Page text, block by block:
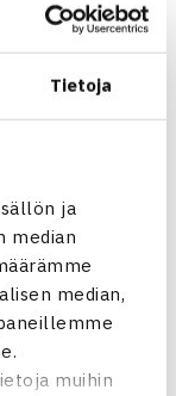
Tietoja
ja
median
median,
muihin
kattojärjestön
Openin. Nyt
on aiemmin